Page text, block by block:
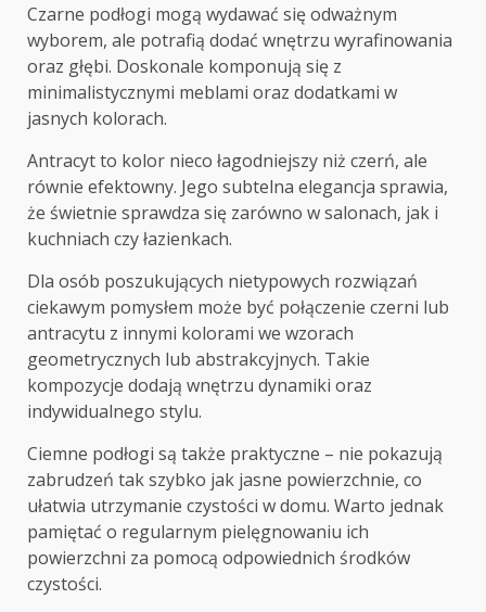
Czarne podłogi mogą wydawać się odważnym
wyborem, ale potrafią dodać wnętrzu wyrafinowania
oraz głębi. Doskonale komponują się z
minimalistycznymi meblami oraz dodatkami w
jasnych kolorach.
Antracyt to kolor nieco łagodniejszy niż czerń, ale
równie efektowny. Jego subtelna elegancja sprawia,
że świetnie sprawdza się zarówno w salonach, jak i
kuchniach czy łazienkach.
Dla osób poszukujących nietypowych rozwiązań
ciekawym pomysłem może być połączenie czerni lub
antracytu z innymi kolorami we wzorach
geometrycznych lub abstrakcyjnych. Takie
kompozycje dodają wnętrzu dynamiki oraz
indywidualnego stylu.
Ciemne podłogi są także praktyczne – nie pokazują
zabrudzeń tak szybko jak jasne powierzchnie, co
ułatwia utrzymanie czystości w domu. Warto jednak
pamiętać o regularnym pielęgnowaniu ich
powierzchni za pomocą odpowiednich środków
czystości.